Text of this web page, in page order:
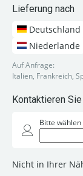
Lieferung nach
Deutschland
Niederlande
Auf Anfrage:
Italien, Frankreich,
Kontaktieren
Bitte
Nicht in Ihrer